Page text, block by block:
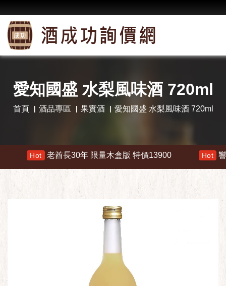
愛知國盛 水梨風味酒 720ml
首頁 酒品專區 果實酒 愛知國盛 水梨風味酒 720ml
老酋長30年 限量木盒版 特價13900 響 30年